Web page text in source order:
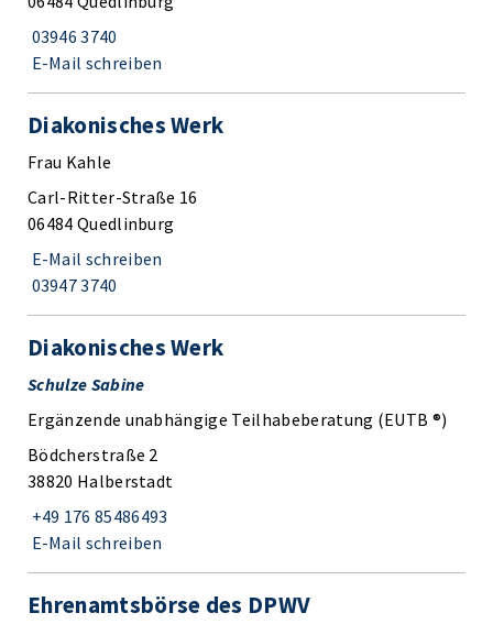
03946 3740
E-Mail schreiben
Diakonisches Werk
Frau Kahle
Carl-Ritter-Straße 16
06484 Quedlinburg
E-Mail schreiben
03947 3740
Diakonisches Werk
Schulze Sabine
Ergänzende unabhängige Teilhabeberatung (EUTB ®)
Bödcherstraße 2
38820 Halberstadt
+49 176 85486493
E-Mail schreiben
Ehrenamtsbörse des DPWV